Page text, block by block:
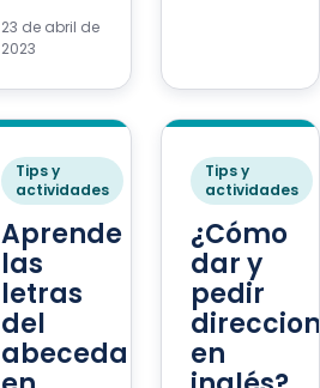
23 de abril de
2023
Tips y
actividades
Aprende
las
letras
del
abecedario
Tips y
actividades
¿Cómo
dar y
pedir
en